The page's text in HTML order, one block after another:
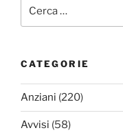
CATEGORIE
Anziani (220)
Avvisi (58)